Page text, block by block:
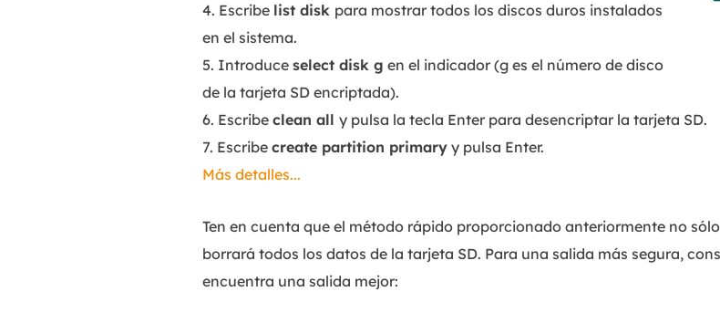
4. Escribe list disk para mostrar todos los discos duros instalados
en el sistema.
5. Introduce select disk g en el indicador (g es el número de disco
de la tarjeta SD encriptada).
6. Escribe clean all y pulsa la tecla Enter para desencriptar la tarjeta SD.
7. Escribe create partition primary y pulsa Enter.
Más detalles...
Ten en cuenta que el método rápido proporcionado anteriormente no
borrará todos los datos de la tarjeta SD. Para una salida más segura,
encuentra una salida mejor: